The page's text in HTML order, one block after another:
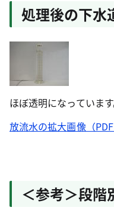
処理後の下水
ほぼ透明になっています
放流水の拡大画像（PDF
＜参考＞段階